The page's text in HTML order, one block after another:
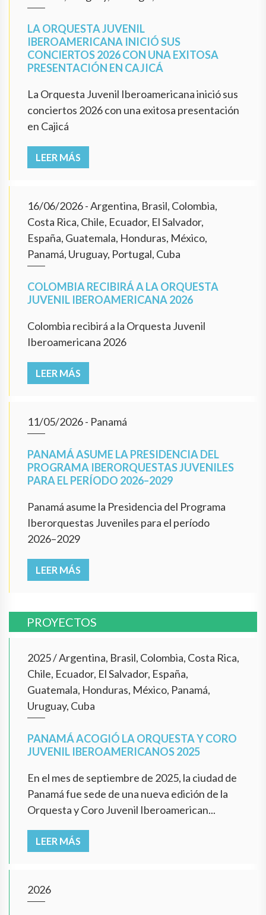
LA ORQUESTA JUVENIL
IBEROAMERICANA INICIÓ SUS
CONCIERTOS 2026 CON UNA EXITOSA
PRESENTACIÓN EN CAJICÁ
La Orquesta Juvenil Iberoamericana inició sus
conciertos 2026 con una exitosa presentación
en Cajicá
LEER MÁS
16/06/2026- Argentina, Brasil, Colombia,
Costa Rica, Chile, Ecuador, El Salvador,
España, Guatemala, Honduras, México,
Panamá, Uruguay, Portugal, Cuba
COLOMBIA RECIBIRÁ A LA ORQUESTA
JUVENIL IBEROAMERICANA 2026
Colombia recibirá a la Orquesta Juvenil
Iberoamericana 2026
LEER MÁS
11/05/2026- Panamá
PANAMÁ ASUME LA PRESIDENCIA DEL
PROGRAMA IBERORQUESTAS JUVENILES
PARA EL PERÍODO 2026–2029
Panamá asume la Presidencia del Programa
Iberorquestas Juveniles para el período
2026–2029
LEER MÁS
PROYECTOS
2025/Argentina, Brasil, Colombia, Costa Rica,
Chile, Ecuador, El Salvador, España,
Guatemala, Honduras, México, Panamá,
Uruguay, Cuba
PANAMÁ ACOGIÓ LA ORQUESTA Y CORO
JUVENIL IBEROAMERICANOS 2025
En el mes de septiembre de 2025, la ciudad de
Panamá fue sede de una nueva edición de la
Orquesta y Coro Juvenil Iberoamerican...
LEER MÁS
2026